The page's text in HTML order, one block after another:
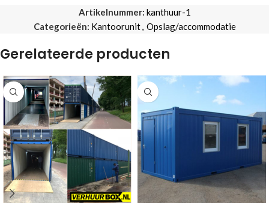
Artikelnummer: kanthuur-1
Categorieën: Kantoorunit, Opslag/accommodatie
Gerelateerde producten